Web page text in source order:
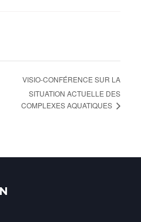
VISIO-CONFÉRENCE SUR LA
SITUATION ACTUELLE DES
COMPLEXES AQUATIQUES